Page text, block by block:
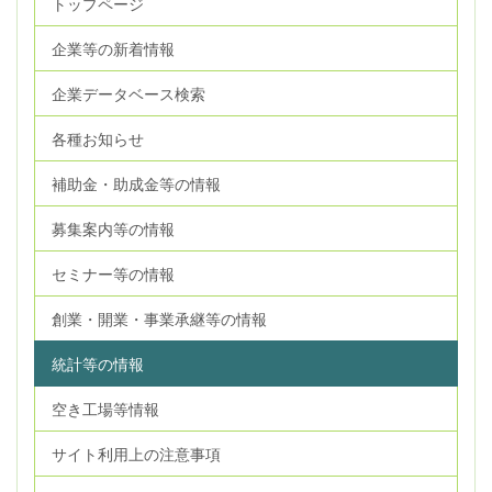
企業等の新着情報
企業データベース検索
各種お知らせ
補助金・助成金等の情報
募集案内等の情報
セミナー等の情報
創業・開業・事業承継等の情報
統計等の情報
空き工場等情報
サイト利用上の注意事項